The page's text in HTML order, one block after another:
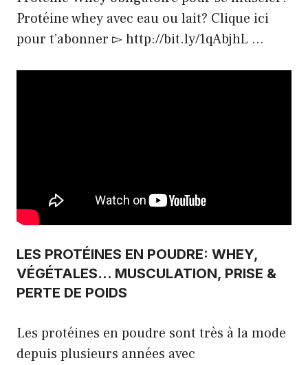
Protéine whey avec eau ou lait? Clique ici
pour t’abonner ▻ http://bit.ly/1qAbjhL …
LES PROTÉINES EN POUDRE: WHEY,
VÉGÉTALES… MUSCULATION, PRISE &
PERTE DE POIDS
Les protéines en poudre sont très à la mode
depuis plusieurs années avec